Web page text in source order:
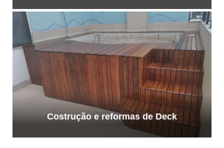
Costrução e reformas de Deck